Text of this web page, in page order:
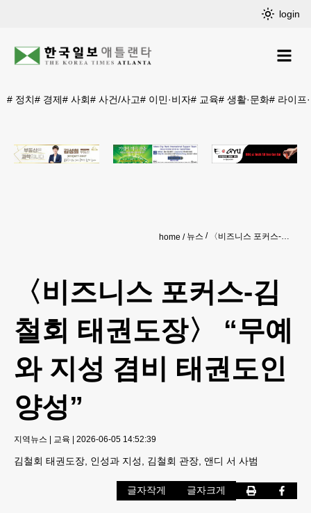
login
# 정치# 경제# 사회# 사건/사고# 이민·비자# 교육# 생활·문화# 라이프
home 뉴스 〈비즈니스 포커스-김철회 태권도장〉 “무예와 지성 겸비 태권도인 양성”
〈비즈니스 포커스-김
철회 태권도장〉 “무예
와 지성 겸비 태권도인
양성”
지역뉴스 | 교육 | 2026-06-05 14:52:39
김철회 태권도장, 인성과 지성, 김철회 관장, 앤디 서 사범
글자작게 글자크게